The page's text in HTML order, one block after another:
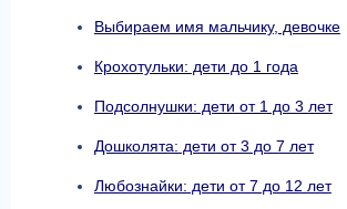
Выбираем имя мальчику, девочке
Крохотульки: дети до 1 года
Подсолнушки: дети от 1 до 3 лет
Дошколята: дети от 3 до 7 лет
Любознайки: дети от 7 до 12 лет